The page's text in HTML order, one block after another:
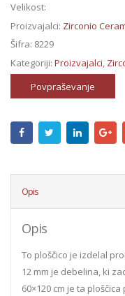
Velikost:
Proizvajalci: Zirconio
Šifra: 8229
Kategoriji: Proizvajalci,
Povpraševanje
Opis
Opis
To ploščico je izdelal
12 mm je debelina, ki
60×120 cm je ta